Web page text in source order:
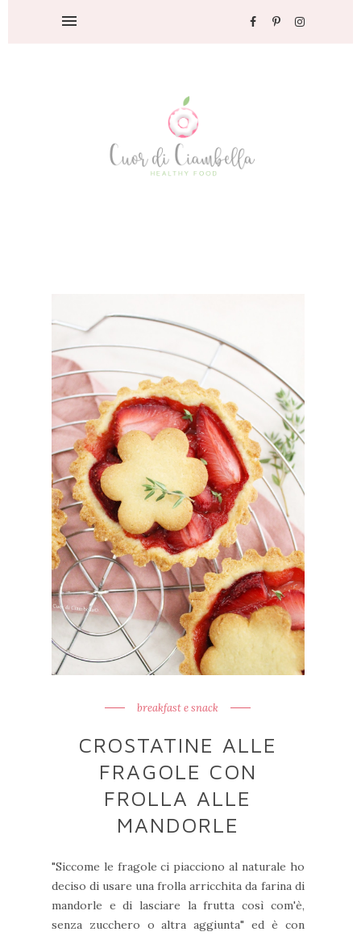
breakfast e snack
CROSTATINE ALLE
FRAGOLE CON
FROLLA ALLE
MANDORLE
"Siccome le fragole ci piacciono al naturale ho
deciso di usare una frolla arricchita da farina di
mandorle e di lasciare la frutta così com'è,
senza zucchero o altra aggiunta" ed è con